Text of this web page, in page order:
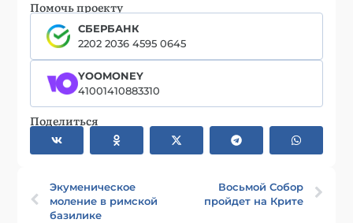
Помочь проекту
СБЕРБАНК
2202 2036 4595 0645
YOOMONEY
41001410883310
Поделиться
Экуменическое
моление в римской
базилике
Восьмой Собор
пройдет на Крите